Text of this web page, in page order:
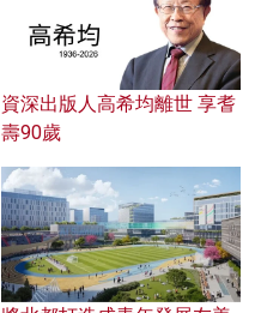
資深出版人高希均離世 享耆
壽90歲